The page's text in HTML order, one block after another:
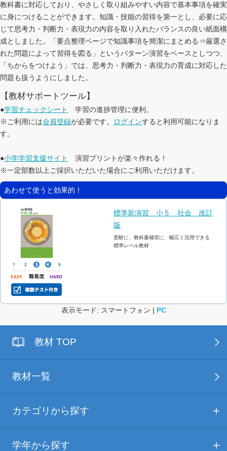
教科書に対応しており、やさしく取り組みやすい内容で基本事項を確実
に身につけることができます。知識・技能の習得を第一とし、必要に応
じて思考力・判断力・表現力の内容を取り入れたバランスの良い紙面構
成としました。「要点整理ページで知識事項を簡潔にまとめる⇒厳選さ
れた問題によって習得を図る」というパターン演習をベースとしつつ、
「ちからをつけよう」では、思考力・判断力・表現力の育成に対応した
問題も扱うようにしました。
【教材サポートツール】
●学習チェックシート
学習の進捗管理に便利。
※ご利用には会員登録が必要です。 ログインすると利用可能になりま
す。
●小学学習支援サイト
演習プリントが楽々作れる！
※一定部数以上ご採択いただいた場合にご利用いただけます。
あわせて使うと効果的！
標準新演習 小５ 社会 改訂
版
受験に、教科書補習に、幅広く活用できる
標準レベル教材
表示モード: スマートフォン | PC
教材 TOP
教材一覧
カテゴリから探す
学年から探す